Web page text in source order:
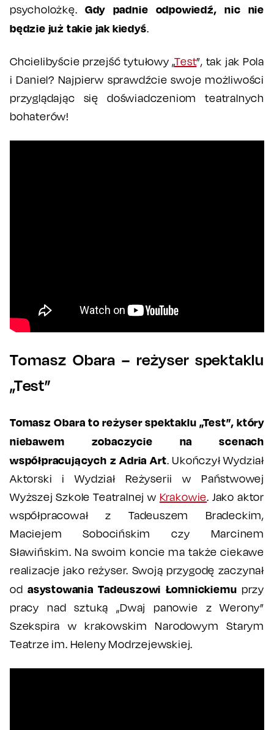
psycholożkę. Gdy padnie odpowiedź, nic nie
będzie już takie jak kiedyś.
Chcielibyście przejść tytułowy „Test”, tak jak Pola
i Daniel? Najpierw sprawdźcie swoje możliwości
przyglądając się doświadczeniom teatralnych
bohaterów!
Tomasz Obara – reżyser spektaklu
„Test”
Tomasz Obara to reżyser spektaklu „Test”, który
niebawem zobaczycie na scenach
współpracujących z Adria Art. Ukończył Wydział
Aktorski i Wydział Reżyserii w Państwowej
Wyższej Szkole Teatralnej w Krakowie. Jako aktor
współpracował z Tadeuszem Bradeckim,
Maciejem Sobocińskim czy Marcinem
Sławińskim. Na swoim koncie ma także ciekawe
realizacje jako reżyser. Swoją przygodę zaczynał
od asystowania Tadeuszowi Łomnickiemu przy
pracy nad sztuką „Dwaj panowie z Werony”
Szekspira w krakowskim Narodowym Starym
Teatrze im. Heleny Modrzejewskiej.